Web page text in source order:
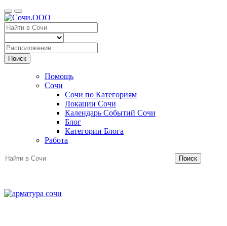
Поиск
Помощь
Сочи
Сочи по Категориям
Локации Сочи
Календарь Событий Сочи
Блог
Категории Блога
Работа
Поиск